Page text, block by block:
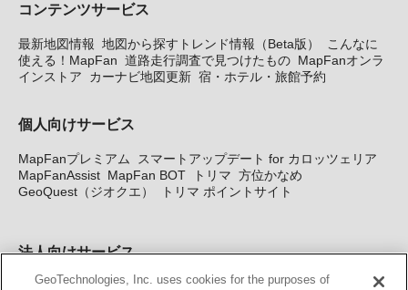
コンテンツサービス
最新地図情報 地図から探すトレンド情報（Beta版）
こんなに
使える！MapFan 道路走行調査で見つけたもの MapFanオンラ
インストア
カーナビ地図更新 宿・ホテル・旅館予約
個人向けサービス
MapFanプレミアム
スマートアップデート for カロッツェリア
MapFanAssist MapFan BOT トリマ 方位かなめ
GeoQuest（ジオクエ）
トリマ ポイントサイト
法人向けサービス
法人向け地図・位置情報サービス WEBサイト・システム向け地
GeoTechnologies, Inc. uses cookies for the purposes of